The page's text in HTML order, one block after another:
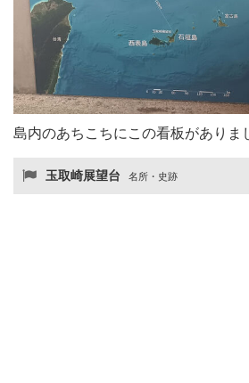
島内のあちこちにこの看板がありま
玉取崎展望台 名所・史跡